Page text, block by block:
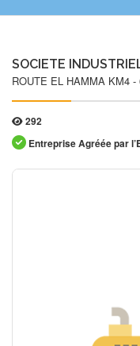
SOCIETE
ROUTE EL HAMMA KM4
292
Entreprise Agréée par